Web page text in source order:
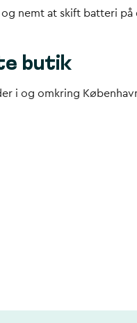
nemt at skift batteri på
butik
i og omkring